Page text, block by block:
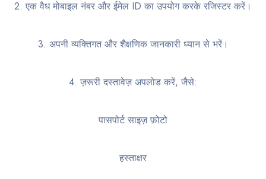
2. एक वैध मोबाइल नंबर और ईमेल ID का उपयोग करके रजिस्टर करें।
3. अपनी व्यक्तिगत और शैक्षणिक जानकारी ध्यान से भरें।
4. ज़रूरी दस्तावेज़ अपलोड करें, जैसे:
पासपोर्ट साइज़ फ़ोटो
हस्ताक्षर